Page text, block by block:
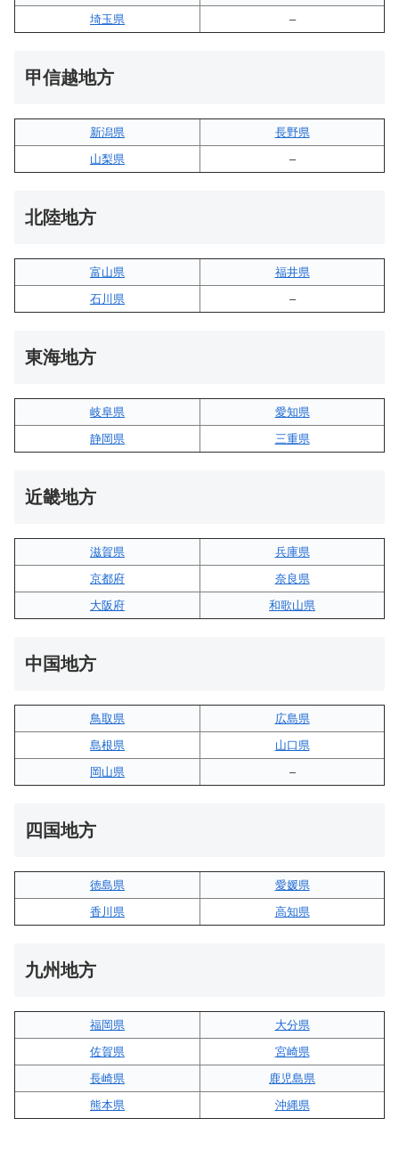
埼玉県
–
甲信越地方
新潟県
長野県
山梨県
–
北陸地方
富山県
福井県
石川県
–
東海地方
岐阜県
愛知県
静岡県
三重県
近畿地方
滋賀県
兵庫県
京都府
奈良県
大阪府
和歌山県
中国地方
鳥取県
広島県
島根県
山口県
岡山県
–
四国地方
徳島県
愛媛県
香川県
高知県
九州地方
福岡県
大分県
佐賀県
宮崎県
長崎県
鹿児島県
熊本県
沖縄県